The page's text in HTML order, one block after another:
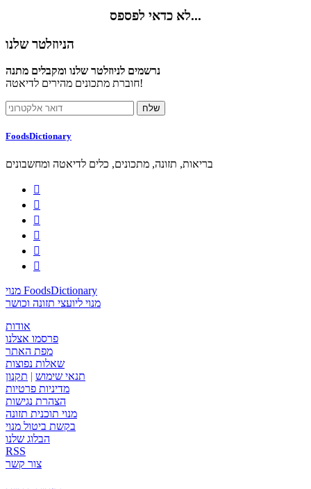
לא כדאי לפספס...
הניוזלטר שלנו
נרשמים לניוזלטר שלנו ומקבלים מתנה
חוברת מתכונים מהירים לדיאטה!
FoodsDictionary
בריאות, תזונה, מתכונים, כלים לדיאטה ומחשבונים






מנוי FoodsDictionary
מנוי ליועצי תזונה וכושר
אודות
פרסמו אצלנו
מפת האתר
שאלות נפוצות
תנאי שימוש | תקנון
מדיניות פרטיות
הצהרת נגישות
מנוי תוכנית תזונה
בקשת ביטול מנוי
הבלוג שלנו
RSS
צור קשר